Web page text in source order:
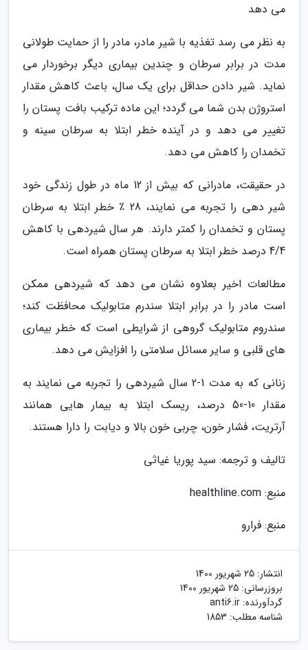
می دهد
به نظر می رسد تغذیه با شیر مادر، مادر را از حمایت طولانی
مدت در برابر سرطان و چندین بیماری دیگر برخوردار می
نماید. شیر دادن حداقل برای یک سال، باعث کاهش مقدار
استروژن بدن شما می گردد؛ این ماده ترکیب بافت پستان را
تغییر می دهد و در آینده خطر ابتلا به سرطان سینه و
تخمدان را کاهش می دهد.
در حقیقت، مادرانی که بیش از 12 ماه در طول زندگی خود
شیر دهی را تجربه می نمایند، 28 ٪ خطر ابتلا به سرطان
پستان و تخمدان را کمتر دارند. هر سال شیردهی با کاهش
4/4 درصد خطر ابتلا به سرطان پستان همراه است.
مطالعات اخیر بعلاوه نشان می دهد که شیردهی ممکن
است مادر را در برابر ابتلا سندرم متابولیک محافظت کند؛
سندروم متابولیک گروهی از شرایطی است که خطر بیماری
های قلبی و سایر مسائل سلامتی را افزایش می دهد.
زنانی که به مدت 1-2 سال شیردهی را تجربه می نمایند به
مقدار 10-50 درصد، ریسک ابتلا به بیمار هایی همانند
آرتریت، فشار خون، چربی خون بالا و دیابت را دارا هستند.
تالیف و ترجمه: سید پوریا غیاثی
منبع: healthline.com
منبع: فرارو
انتشار: 25 شهریور 1400
بروزرسانی: 25 شهریور 1400
گردآورنده: anti6.ir
شناسه مطلب: 1853